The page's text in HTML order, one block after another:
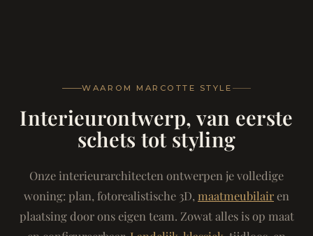
WAAROM MARCOTTE STYLE
Interieurontwerp, van eerste
schets tot styling
Onze interieurarchitecten ontwerpen je volledige
woning: plan, fotorealistische 3D, maatmeubilairen
plaatsing door ons eigen team. Zowat alles is op maat